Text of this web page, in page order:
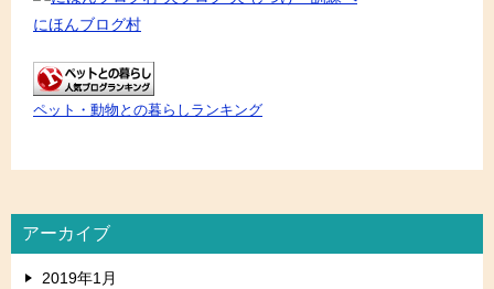
にほんブログ村
ペット・動物との暮らしランキング
アーカイブ
2019年1月